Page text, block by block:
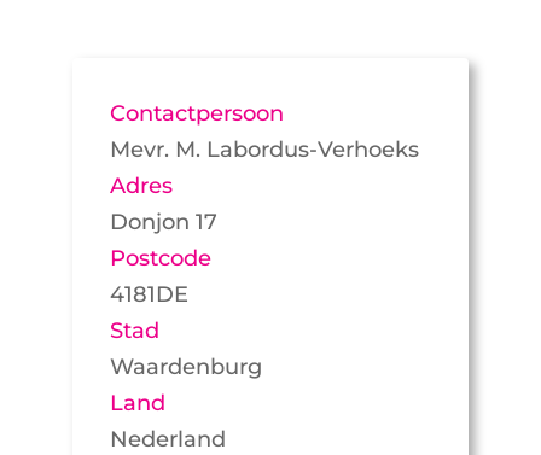
Contactpersoon
Mevr. M. Labordus-Verhoeks
Adres
Donjon 17
Postcode
4181DE
Stad
Waardenburg
Land
Nederland